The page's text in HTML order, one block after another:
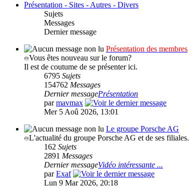
Présentation - Sites - Autres - Divers
Sujets
Messages
Dernier message
Présentation des membres
Vous êtes nouveau sur le forum?
Il est de coutume de se présenter ici.
6795 Sujets
154762 Messages
Dernier messagePrésentation
parmavmax
Mer 5 Aoû 2026, 13:01
Le groupe Porsche AG
L'actualité du groupe Porsche AG et de ses filiales.
162 Sujets
2891 Messages
Dernier messageVidéo intéressante ...
parExaf
Lun 9 Mar 2026, 20:18